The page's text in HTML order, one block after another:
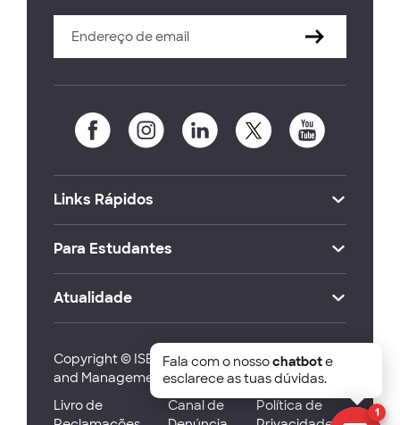
Links Rápidos
Para Estudantes
Atualidade
Copyright © ISEG Lisbon School of Economics
and Management 2026
Livro de
Canal de
Política de
1
Fala com o nossochatbote
esclarece as tuas dúvidas.